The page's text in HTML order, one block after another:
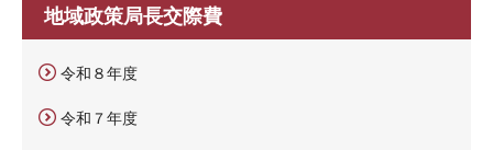
地域政策局長交際費
令和８年度
令和７年度